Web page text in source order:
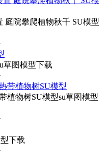
庭院攀爬植物秋千 SU模型
草图模型下载
植物树SU模型su草图模型
下载